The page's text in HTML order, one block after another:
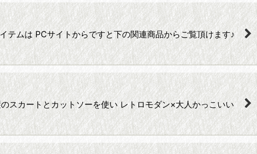
は PCサイトからですと下の関連商品からご覧頂けます♪
カートとカットソーを使い レトロモダン×大人かっこいい